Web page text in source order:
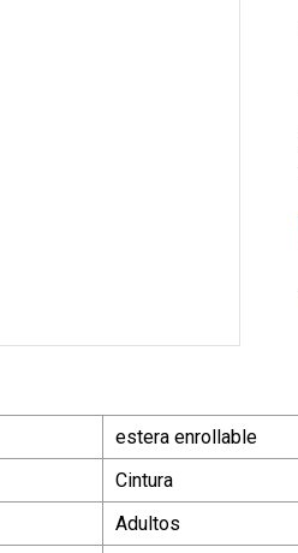
estera enrollable
Cintura
Adultos